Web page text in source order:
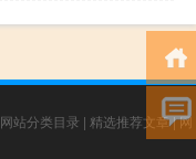
网站分类目录 | 精选推荐文章|网